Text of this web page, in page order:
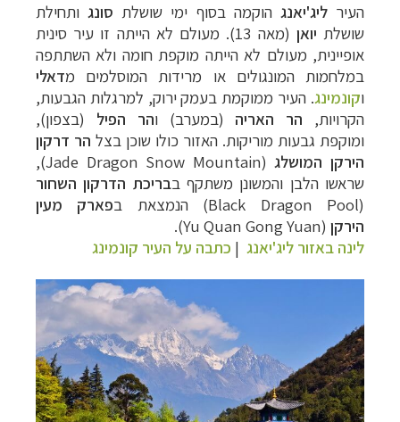
העירליג'יאנג הוקמה בסוף ימי שושלת סונגותחילת
שושלת יואן
(מאה 13). מעולם לא הייתה זו עיר סינית
אופיינית, מעולם לא הייתה מוקפת חומה ולא השתתפה
במלחמות המונגולים או מרידות המוסלמים מדאלי
וקונמינג. העיר ממוקמת בעמק ירוק, למרגלות הגבעות,
הקרויות, הר האריה (במערב) והר הפיל (בצפון),
ומוקפת גבעות מוריקות. האזור כולו שוכן בצל הר דרקון
הירקן המושלג (
Jade Dragon Snow Mountain
),
שראשו הלבן והמשונן משתקף בבריכת הדרקון השחור
(
Black Dragon Pool
) הנמצאת בפארק מעין
הירקן (
Yu Quan Gong Yuan
)
.
לינה באזור ליג'יאנג | כתבה על העיר קונמינג